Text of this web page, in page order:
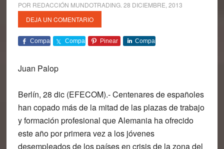
POR REDACCIÓN MUNDOTRADING. 28 DICIEMBRE, 2013
DEJA UN COMENTARIO
Comparte Comparte Pinear Comparte
Juan Palop
Berlín, 28 dic (EFECOM).- Centenares de españoles
han copado más de la mitad de las plazas de trabajo
y formación profesional que Alemania ha ofrecido
este año por primera vez a los jóvenes
desempleados de los países en crisis de la zona del